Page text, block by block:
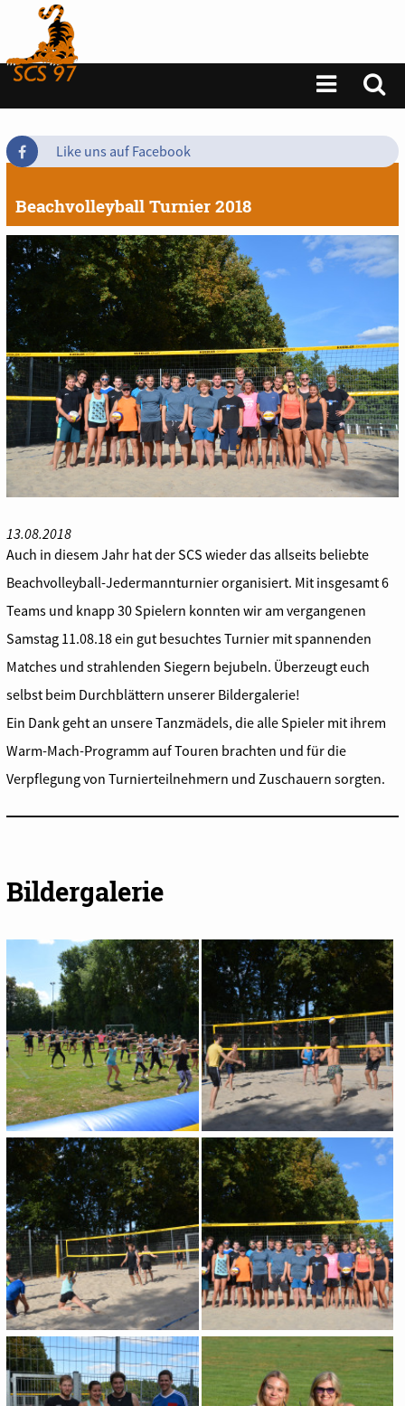
Like uns auf Facebook
Beachvolleyball Turnier 2018
13.08.2018
Auch in diesem Jahr hat der SCS wieder das allseits beliebte
Beachvolleyball-Jedermannturnier organisiert. Mit insgesamt 6
Teams und knapp 30 Spielern konnten wir am vergangenen
Samstag 11.08.18 ein gut besuchtes Turnier mit spannenden
Matches und strahlenden Siegern bejubeln. Überzeugt euch
selbst beim Durchblättern unserer Bildergalerie!
Ein Dank geht an unsere Tanzmädels, die alle Spieler mit ihrem
Warm-Mach-Programm auf Touren brachten und für die
Verpflegung von Turnierteilnehmern und Zuschauern sorgten.
Bildergalerie